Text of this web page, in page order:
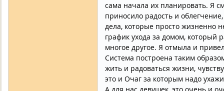
сама начала их планировать. Я
приносило радость и
дела, которые просто жизненно
график ухода за домом, который
многое другое. Я отмыла и
Система построена таким
жить и радоваться жизни,
это и Очаг за которым надо